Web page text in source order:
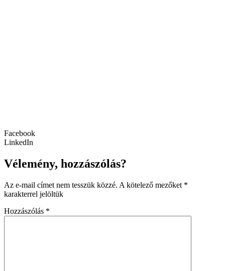
Facebook
LinkedIn
Vélemény, hozzászólás?
Az e-mail címet nem tesszük közzé. A kötelező mezőket *
karakterrel jelöltük
Hozzászólás *